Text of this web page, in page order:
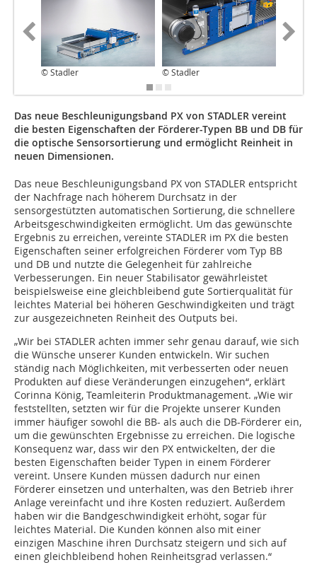
© Stadler © Stadler
Das neue Beschleunigungsband PX von STADLER vereint
die besten Eigenschaften der Förderer-Typen BB und DB für
die optische Sensorsortierung und ermöglicht Reinheit in
neuen Dimensionen.
Das neue Beschleunigungsband PX von STADLER entspricht
der Nachfrage nach höherem Durchsatz in der
sensorgestützten automatischen Sortierung, die schnellere
Arbeitsgeschwindigkeiten ermöglicht. Um das gewünschte
Ergebnis zu erreichen, vereinte STADLER im PX die besten
Eigenschaften seiner erfolgreichen Förderer vom Typ BB
und DB und nutzte die Gelegenheit für zahlreiche
Verbesserungen. Ein neuer Stabilisator gewährleistet
beispielsweise eine gleichbleibend gute Sortierqualität für
leichtes Material bei höheren Geschwindigkeiten und trägt
zur ausgezeichneten Reinheit des Outputs bei.
„Wir bei STADLER achten immer sehr genau darauf, wie sich
die Wünsche unserer Kunden entwickeln. Wir suchen
ständig nach Möglichkeiten, mit verbesserten oder neuen
Produkten auf diese Veränderungen einzugehen“, erklärt
Corinna König, Teamleiterin Produktmanagement. „Wie wir
feststellten, setzten wir für die Projekte unserer Kunden
immer häufiger sowohl die BB- als auch die DB-Förderer ein,
um die gewünschten Ergebnisse zu erreichen. Die logische
Konsequenz war, dass wir den PX entwickelten, der die
besten Eigenschaften beider Typen in einem Förderer
vereint. Unsere Kunden müssen dadurch nur einen
Förderer einsetzen und unterhalten, was den Betrieb ihrer
Anlage vereinfacht und ihre Kosten reduziert. Außerdem
haben wir die Bandgeschwindigkeit erhöht, sogar für
leichtes Material. Die Kunden können also mit einer
einzigen Maschine ihren Durchsatz steigern und sich auf
einen gleichbleibend hohen Reinheitsgrad verlassen.“